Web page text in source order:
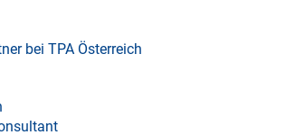
bei TPA Österreich